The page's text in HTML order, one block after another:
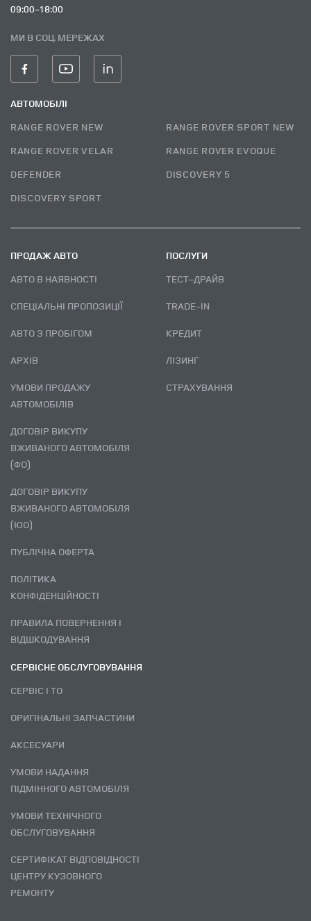
09:00-18:00
МИ В СОЦ. МЕРЕЖАХ
АВТОМОБІЛІ
RANGE ROVER NEW
RANGE ROVER SPORT NEW
RANGE ROVER VELAR
RANGE ROVER EVOQUE
DEFENDER
DISCOVERY 5
DISCOVERY SPORT
ПРОДАЖ АВТО
АВТО В НАЯВНОСТІ
СПЕЦІАЛЬНІ ПРОПОЗИЦІЇ
АВТО З ПРОБІГОМ
АРХІВ
УМОВИ ПРОДАЖУ
АВТОМОБІЛІВ
ДОГОВІР ВИКУПУ
ВЖИВАНОГО АВТОМОБІЛЯ
(ФО)
ДОГОВІР ВИКУПУ
ВЖИВАНОГО АВТОМОБІЛЯ
(ЮО)
ПУБЛІЧНА ОФЕРТА
ПОЛІТИКА
КОНФІДЕНЦІЙНОСТІ
ПРАВИЛА ПОВЕРНЕННЯ І
ВІДШКОДУВАННЯ
ПОСЛУГИ
ТЕСТ–ДРАЙВ
TRADE-IN
КРЕДИТ
ЛІЗИНГ
СТРАХУВАННЯ
СЕРВІСНЕ ОБСЛУГОВУВАННЯ
СЕРВІС І ТО
ОРИГІНАЛЬНІ ЗАПЧАСТИНИ
АКСЕСУАРИ
УМОВИ НАДАННЯ
ПІДМІННОГО АВТОМОБІЛЯ
УМОВИ ТЕХНІЧНОГО
ОБСЛУГОВУВАННЯ
СЕРТИФІКАТ ВІДПОВІДНОСТІ
ЦЕНТРУ КУЗОВНОГО
РЕМОНТУ